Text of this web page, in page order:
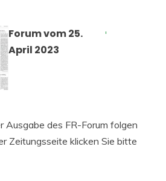
Forum vom 25.
April 2023
Ausgabe des FR-Forum folgen
Zeitungsseite klicken Sie bitte